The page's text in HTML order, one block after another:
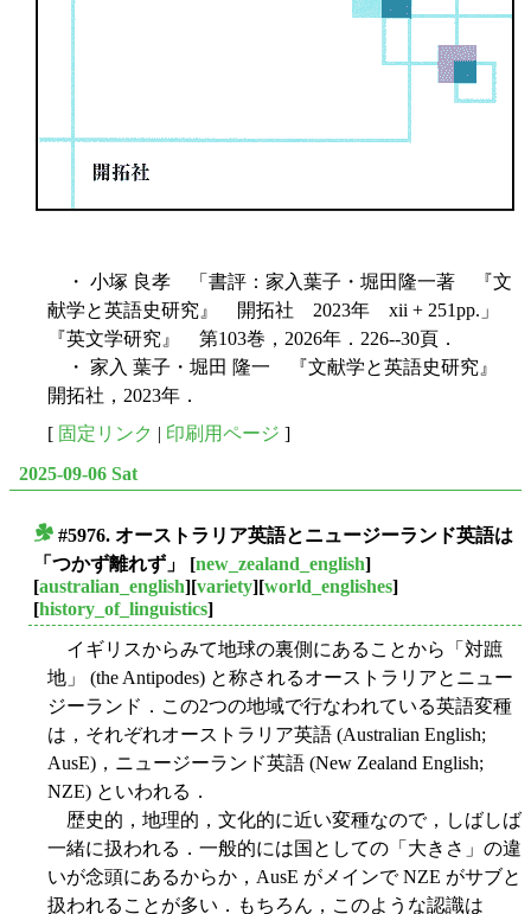
・ 小塚 良孝 「書評：家入葉子・堀田隆一著 『文
献学と英語史研究』 開拓社 2023年 xii + 251pp.」
『英文学研究』 第103巻，2026年．226--30頁．
・ 家入 葉子・堀田 隆一 『文献学と英語史研究』
開拓社，2023年．
[ 固定リンク | 印刷用ページ ]
2025-09-06 Sat
#5976. オーストラリア英語とニュージーランド英語は
「つかず離れず」
[new_zealand_english]
[australian_english][variety][world_englishes]
[history_of_linguistics]
イギリスからみて地球の裏側にあることから「対蹠
地」 (the Antipodes) と称されるオーストラリアとニュー
ジーランド．この2つの地域で行なわれている英語変種
は，それぞれオーストラリア英語 (Australian English;
AusE)，ニュージーランド英語 (New Zealand English;
NZE) といわれる．
歴史的，地理的，文化的に近い変種なので，しばしば
一緒に扱われる．一般的には国としての「大きさ」の違
いが念頭にあるからか，AusE がメインで NZE がサブと
扱われることが多い．もちろん，このような認識は